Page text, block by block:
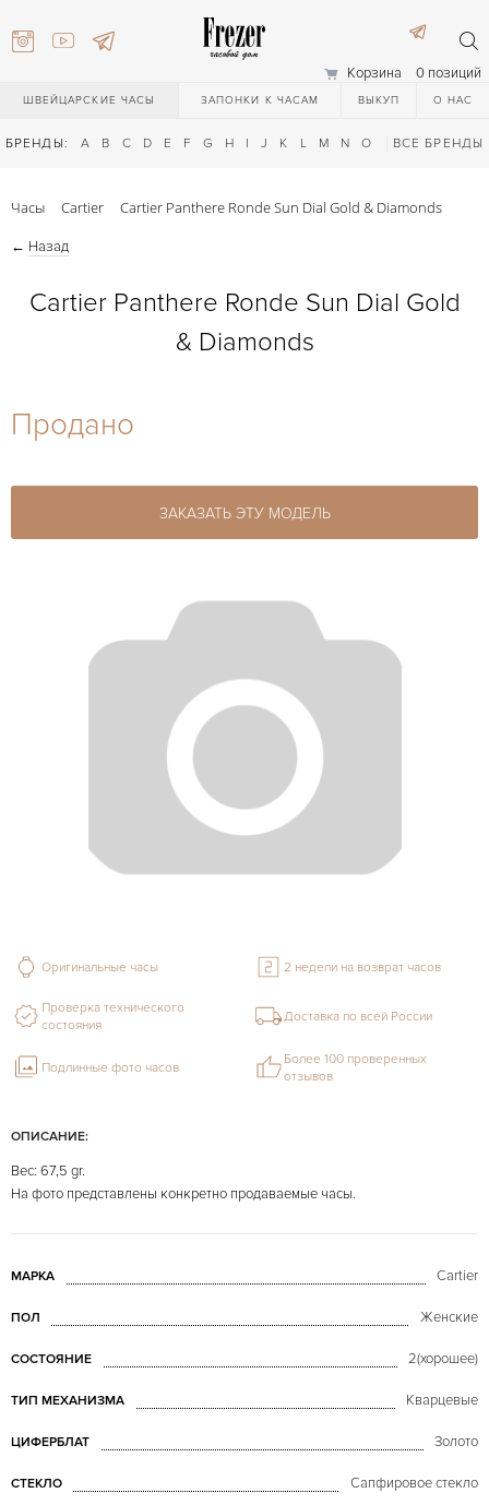
Корзина 0 позиций
ШВЕЙЦАРСКИЕ ЧАСЫ ЗАПОНКИ К ЧАСАМ ВЫКУП О НАС
БРЕНДЫ: A B C D E F G H I J K L M N O Q R S T
ВСЕ БРЕНДЫ
27-44
Часы Cartier Cartier Panthere Ronde Sun Dial Gold & Diamonds
← Назад
Cartier Panthere Ronde Sun Dial Gold
& Diamonds
Продано
ЗАКАЗАТЬ ЭТУ МОДЕЛЬ
ОПИСАНИЕ:
Вес: 67,5 gr.
На фото представлены конкретно продаваемые часы.
МАРКА Cartier
ПОЛ Женские
СОСТОЯНИЕ 2(хорошее)
ТИП МЕХАНИЗМА Кварцевые
ЦИФЕРБЛАТ Золото
СТЕКЛО Сапфировое стекло
Оригинальные часы 2 недели на возврат часов
Проверка технического
состояния
Доставка по всей России
Подлинные фото часов
Более 100 проверенных
отзывов